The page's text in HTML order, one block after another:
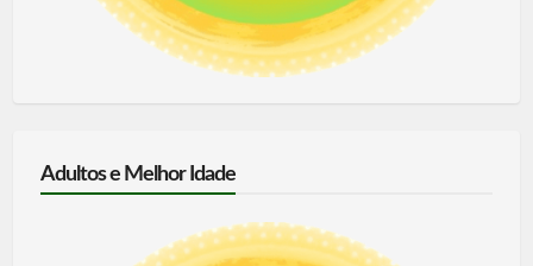
Adultos e Melhor Idade